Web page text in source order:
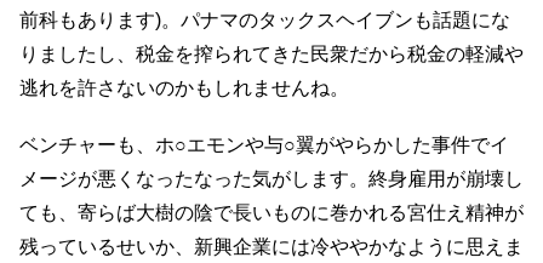
前科もあります)。パナマのタックスヘイブンも話題にな
りましたし、税金を搾られてきた民衆だから税金の軽減や
逃れを許さないのかもしれませんね。
ベンチャーも、ホ○エモンや与○翼がやらかした事件でイ
メージが悪くなったなった気がします。終身雇用が崩壊し
ても、寄らば大樹の陰で長いものに巻かれる宮仕え精神が
残っているせいか、新興企業には冷ややかなように思えま